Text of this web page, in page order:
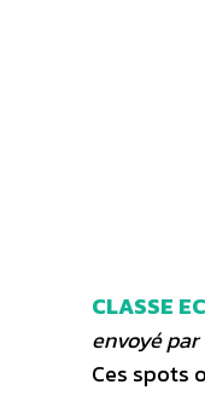
CLASSE
envoyé par
Ces spots